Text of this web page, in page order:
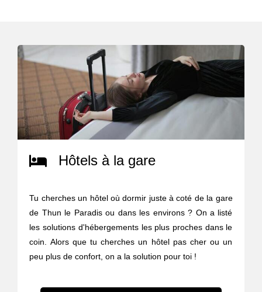
Hôtels à la gare
Tu cherches un hôtel où dormir juste à coté de la gare
de Thun le Paradis ou dans les environs ? On a listé
les solutions d'hébergements les plus proches dans le
coin. Alors que tu cherches un hôtel pas cher ou un
peu plus de confort, on a la solution pour toi !